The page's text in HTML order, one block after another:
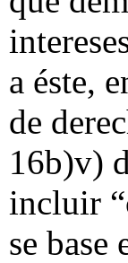
a éste,
de
16b)v)
incluir
se base